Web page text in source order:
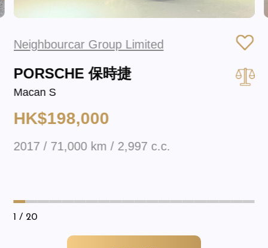
Neighbourcar Group Limited
PORSCHE 保時捷
Macan S
HK$198,000
2017 / 71,000 km / 2,997 c.c.
1 / 20